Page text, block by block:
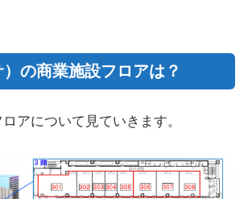
の商業施設フロアは？
アについて見ていきます。